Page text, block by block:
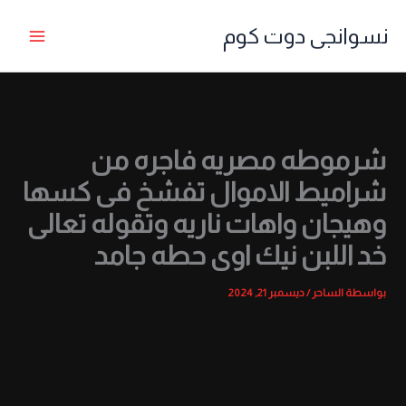
نسوانجى دوت كوم
شرموطه مصريه فاجره من
شراميط الاموال تفشخ فى كسها
وهيجان واهات ناريه وتقوله تعالى
خد اللبن نيك اوى حطه جامد
بواسطة الساحر/ديسمبر 21, 2024